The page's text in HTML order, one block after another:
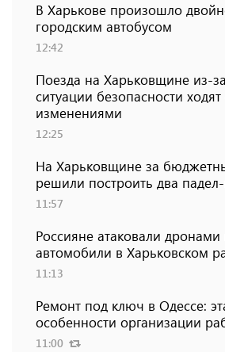
В Харькове произошло
городским автобусом
12:42
Поезда на Харьковщине из-
ситуации безопасности ходят
изменениями
12:25
На Харьковщине за
решили построить два
11:57
Россияне атаковали
автомобили в Харьковском
11:13
Ремонт под ключ в Одессе:
особенности организации
11:00